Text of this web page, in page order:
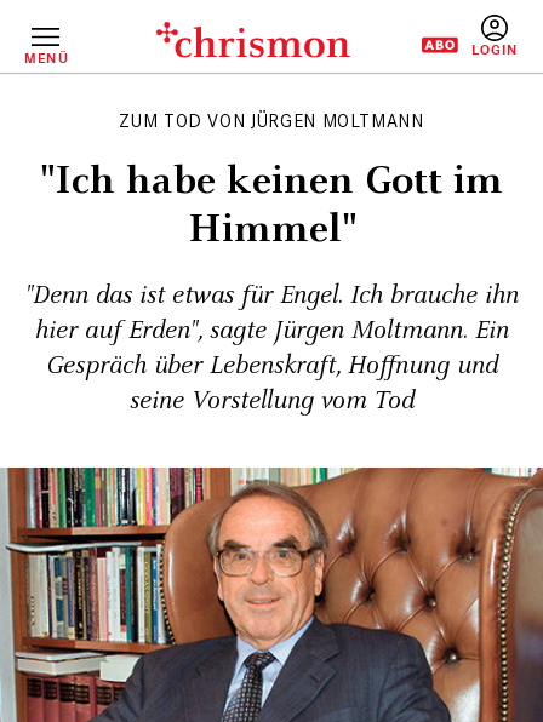
InhaltMENÜ
ZUM TOD VON JÜRGEN MOLTMANN
"Ich habe keinen Gott im
Himmel"
"Denn das ist etwas für Engel. Ich brauche ihn
hier auf Erden", sagte Jürgen Moltmann. Ein
Gespräch über Lebenskraft, Hoffnung und
seine Vorstellung vom Tod